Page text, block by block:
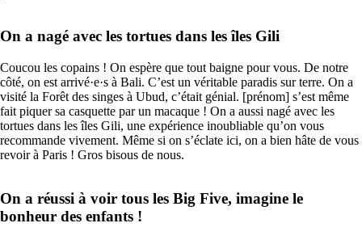
On a nagé avec les tortues dans les îles Gili
Coucou les copains ! On espère que tout baigne pour vous. De notre
côté, on est arrivé·e·s à Bali. C’est un véritable paradis sur terre. On a
visité la Forêt des singes à Ubud, c’était génial. [prénom] s’est même
fait piquer sa casquette par un macaque ! On a aussi nagé avec les
tortues dans les îles Gili, une expérience inoubliable qu’on vous
recommande vivement. Même si on s’éclate ici, on a bien hâte de vous
revoir à Paris ! Gros bisous de nous.
On a réussi à voir tous les Big Five, imagine le
bonheur des enfants !